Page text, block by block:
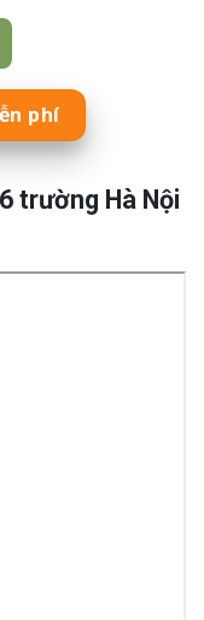
phí
trường Hà Nội